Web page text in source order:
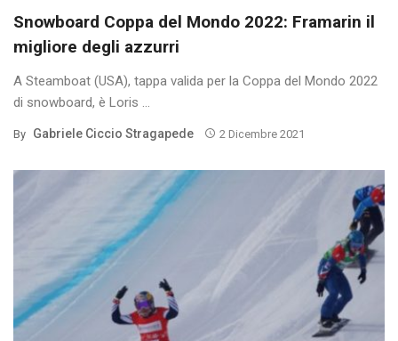
Snowboard Coppa del Mondo 2022: Framarin il
migliore degli azzurri
A Steamboat (USA), tappa valida per la Coppa del Mondo 2022
di snowboard, è Loris ...
By Gabriele Ciccio Stragapede 2 Dicembre 2021